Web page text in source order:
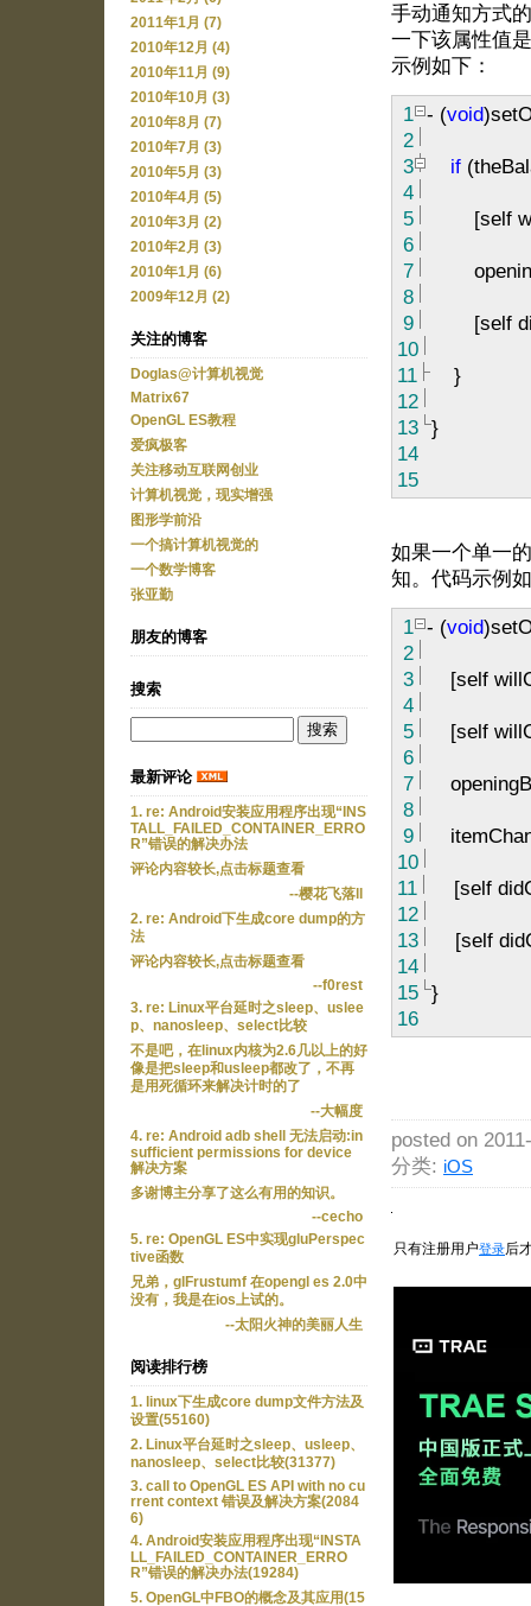
2011年1月 (7)
2010年12月 (4)
2010年11月 (9)
2010年10月 (3)
2010年8月 (7)
2010年7月 (3)
2010年5月 (3)
2010年4月 (5)
2010年3月 (2)
2010年2月 (3)
2010年1月 (6)
2009年12月 (2)
关注的博客
Doglas@计算机视觉
Matrix67
OpenGL ES教程
爱疯极客
关注移动互联网创业
计算机视觉，现实增强
图形学前沿
一个搞计算机视觉的
一个数学博客
张亚勤
朋友的博客
搜索
最新评论
1. re: Android安装应用程序出现“INS
TALL_FAILED_CONTAINER_ERRO
R”错误的解决办法
评论内容较长,点击标题查看
--樱花飞落ll
2. re: Android下生成core dump的方
法
评论内容较长,点击标题查看
--f0rest
3. re: Linux平台延时之sleep、uslee
p、nanosleep、select比较
不是吧，在linux内核为2.6几以上的好
像是把sleep和usleep都改了，不再
是用死循环来解决计时的了
--大幅度
4. re: Android adb shell 无法启动:in
sufficient permissions for device
解决方案
多谢博主分享了这么有用的知识。
--cecho
5. re: OpenGL ES中实现gluPerspec
tive函数
兄弟，glFrustumf 在opengl es 2.0中
没有，我是在ios上试的。
--太阳火神的美丽人生
阅读排行榜
1. linux下生成core dump文件方法及
设置(55160)
2. Linux平台延时之sleep、usleep、
nanosleep、select比较(31377)
3. call to OpenGL ES API with no cu
rrent context 错误及解决方案(2084
6)
4. Android安装应用程序出现“INSTA
LL_FAILED_CONTAINER_ERRO
R”错误的解决办法(19284)
5. OpenGL中FBO的概念及其应用(15
手动通知方式
一下该属性值
示例如下：
1 - (void
2
3
if
4
5
[self
6
7
8
9
[self
10
11
}
12
13 }
14
15
如果一个单一
知。代码示例
1 - (void
2
3
[self
4
5
[self
6
7
8
9
10
11
[self
12
13
[self
14
15 }
16
posted on
分类: iOS
只有注册用户登录后